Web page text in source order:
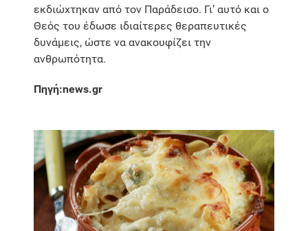
εκδιώχτηκαν από τον Παράδεισο. Γι’ αυτό και ο
Θεός του έδωσε ιδιαίτερες θεραπευτικές
δυνάμεις, ώστε να ανακουφίζει την
ανθρωπότητα.
Πηγή:news.gr